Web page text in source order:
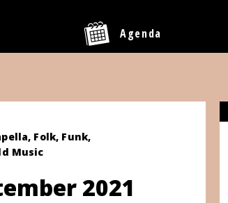
Agenda
Folk, Funk,
Music
2021